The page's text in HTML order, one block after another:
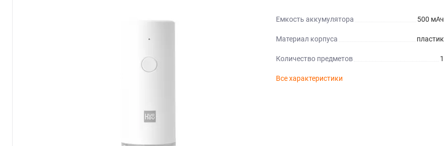
Емкость аккумулятора 500 мАч
Материал корпуса пластик
Количество предметов 1
Все характеристики